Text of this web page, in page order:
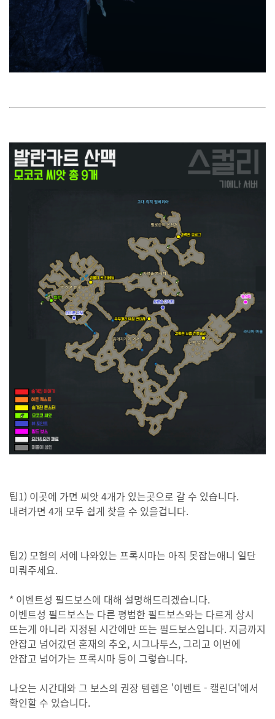
팁1) 이곳에 가면 씨앗 4개가 있는곳으로 갈 수 있습니다.
내려가면 4개 모두 쉽게 찾을 수 있을겁니다.
팁2) 모험의 서에 나와있는 프록시마는 아직 못잡는애니 일단
미뤄주세요.
* 이벤트성 필드보스에 대해 설명해드리겠습니다.
이벤트성 필드보스는 다른 평범한 필드보스와는 다르게 상시
뜨는게 아니라 지정된 시간에만 뜨는 필드보스입니다. 지금까지
안잡고 넘어갔던 혼재의 추오, 시그나투스, 그리고 이번에
안잡고 넘어가는 프록시마 등이 그렇습니다.
나오는 시간대와 그 보스의 권장 템렙은 '이벤트 - 캘린더'에서
확인할 수 있습니다.